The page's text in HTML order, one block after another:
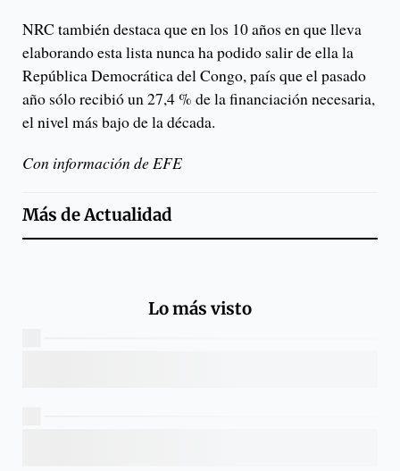
NRC también destaca que en los 10 años en que lleva
elaborando esta lista nunca ha podido salir de ella la
República Democrática del Congo, país que el pasado
año sólo recibió un 27,4 % de la financiación necesaria,
el nivel más bajo de la década.
Con información de EFE
Más deActualidad
Lo más visto